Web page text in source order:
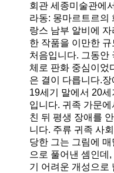
회관 세종미술관에
라동: 몽마르트르의
랑스 남부 알비에
한 작품을 이만한
처음입니다. 그동안
체로 판화 중심이었
은 결이 다릅니다.
19세기 말에서 20
입니다. 귀족 가문
친 뒤 평생 장애를
니다. 주류 귀족 사
당한 그는 그림에
으로 풀어낸 셈인데
기 어려운 개성으로